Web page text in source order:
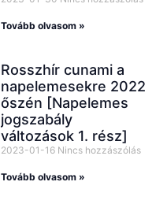
Tovább olvasom »
Rosszhír cunami a
napelemesekre 2022
őszén [Napelemes
jogszabály
változások 1. rész]
2023-01-16 Nincs hozzászólás
Tovább olvasom »